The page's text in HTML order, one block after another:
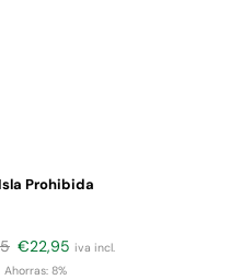
Prohibida
€22,95 iva incl.
Ahorras: 8%